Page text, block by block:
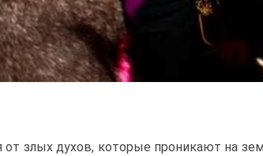
от злых духов, которые проникают на